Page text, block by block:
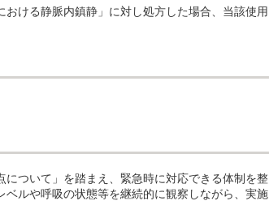
ける静脈内鎮静」に対し処方した場合、当該使用
ついて」を踏まえ、緊急時に対応できる体制を整
ルや呼吸の状態等を継続的に観察しながら、実施